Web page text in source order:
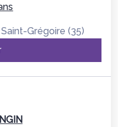
Saint-Grégoire (35)